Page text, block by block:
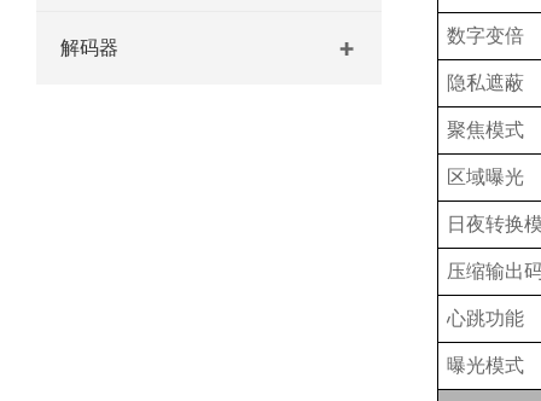
解码器
数字变倍
隐私遮蔽
聚焦模式
区域曝光
日夜转换
压缩输出
心跳功能
曝光模式